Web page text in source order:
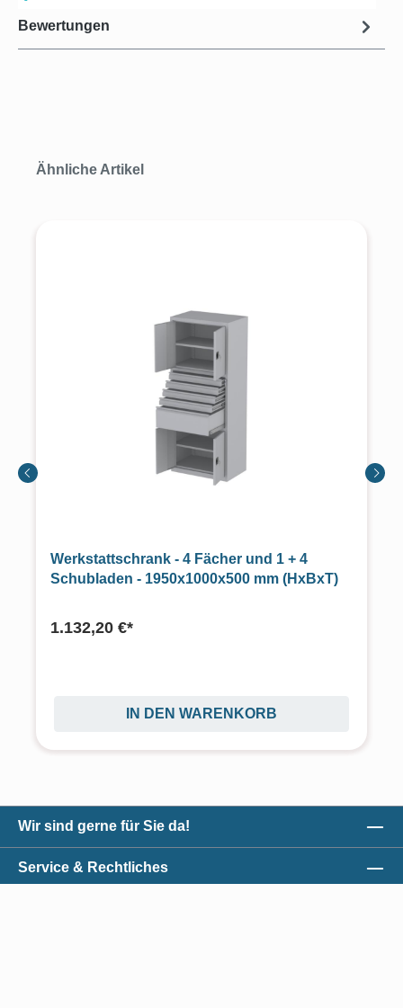
Bewertungen
Produktgalerie überspringen
Ähnliche Artikel
Werkstattschrank - 4 Fächer und 1 + 4
Schubladen - 1950x1000x500 mm (HxBxT)
1.132,20 €*
IN DEN WARENKORB
Wir sind gerne für Sie da!
Service & Rechtliches